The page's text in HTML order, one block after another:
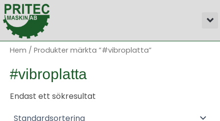
Hoppa
till
innehåll
Hem / Produkter märkta ”#vibroplatta”
#vibroplatta
Endast ett sökresultat